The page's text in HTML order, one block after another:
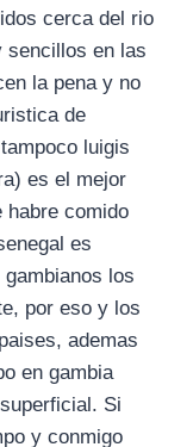
cerca del rio
sencillos en las
la pena y no
de
luigis
es el mejor
habre comido
es
los
por eso y los
ademas
en gambia
Si
y conmigo